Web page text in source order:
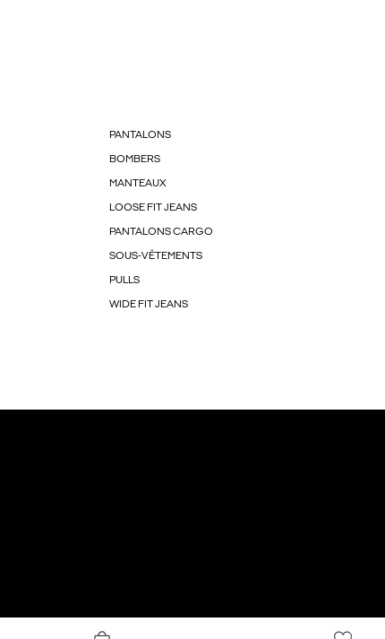
PANTALONS
BOMBERS
MANTEAUX
LOOSE FIT JEANS
PANTALONS CARGO
SOUS-VÊTEMENTS
PULLS
WIDE FIT JEANS